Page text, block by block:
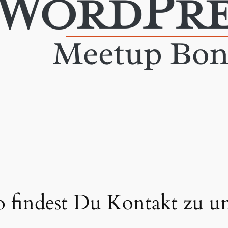
findest Du Kontakt zu